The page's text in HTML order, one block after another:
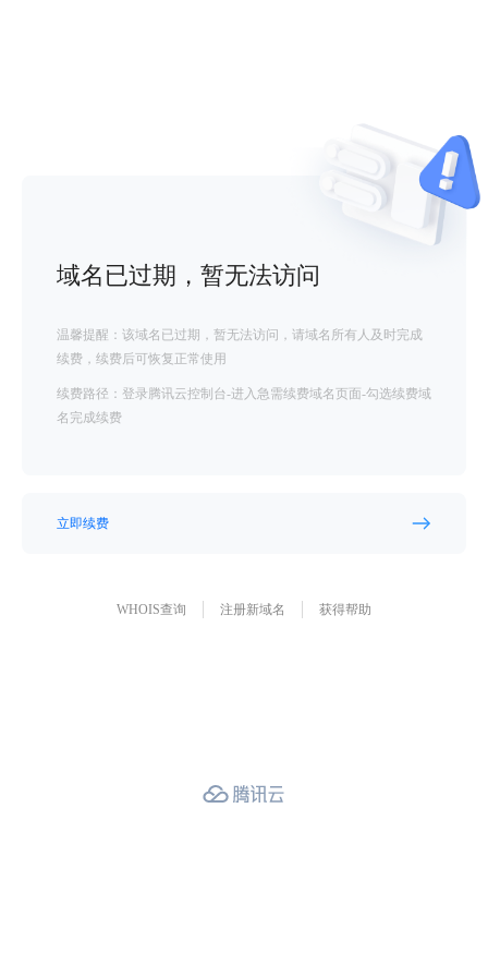
域名已过期，暂无法访问
温馨提醒：该域名已过期，暂无法访问，请域名所有人及时完成
续费，续费后可恢复正常使用
续费路径：登录腾讯云控制台-进入急需续费域名页面-勾选续费域
名完成续费
立即续费
WHOIS查询 注册新域名 获得帮助